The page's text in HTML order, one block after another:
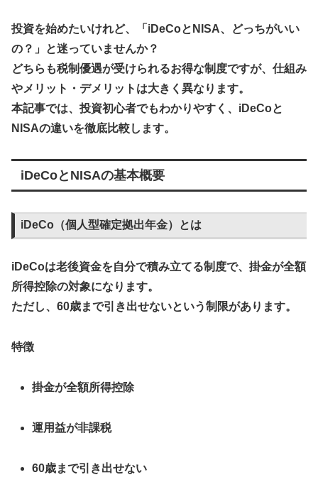
投資を始めたいけれど、「iDeCoとNISA、どっちがいい
の？」と迷っていませんか？
どちらも税制優遇が受けられるお得な制度ですが、仕組み
やメリット・デメリットは大きく異なります。
本記事では、投資初心者でもわかりやすく、iDeCoと
NISAの違いを徹底比較します。
iDeCoとNISAの基本概要
iDeCo（個人型確定拠出年金）とは
iDeCoは老後資金を自分で積み立てる制度で、掛金が全額
所得控除の対象になります。
ただし、60歳まで引き出せないという制限があります。
特徴
掛金が全額所得控除
運用益が非課税
60歳まで引き出せない